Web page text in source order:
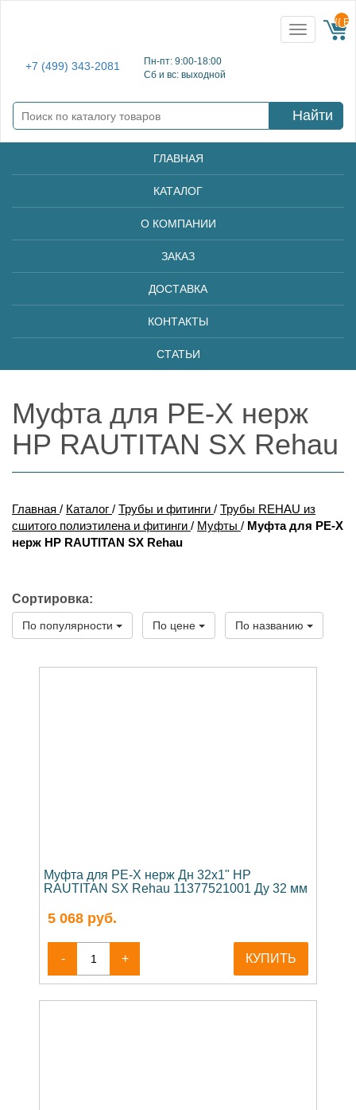
+7 (499) 343-2081
Пн-пт: 9:00-18:00
Сб и вс: выходной
Toggle
navigation
{{
Найти
ГЛАВНАЯ
КАТАЛОГ
О КОМПАНИИ
ЗАКАЗ
ДОСТАВКА
КОНТАКТЫ
СТАТЬИ
Муфта для PE-X нерж
НР RAUTITAN SX Rehau
Главная / Каталог / Трубы и фитинги / Трубы REHAU из
сшитого полиэтилена и фитинги / Муфты / Муфта для PE-X
нерж НР RAUTITAN SX Rehau
Сортировка:
По популярности По цене По названию
Муфта для PE-X нерж Дн 32х1" НР
RAUTITAN SX Rehau 11377521001 Ду 32 мм
5 068 руб.
- + КУПИТЬ